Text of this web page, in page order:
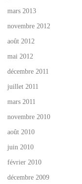
mars 2013
novembre 2012
août 2012
mai 2012
décembre 2011
juillet 2011
mars 2011
novembre 2010
août 2010
juin 2010
février 2010
décembre 2009